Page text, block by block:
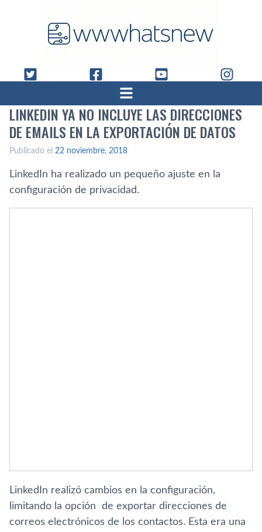
LINKEDIN YA NO INCLUYE LAS DIRECCIONES
DE EMAILS EN LA EXPORTACIÓN DE DATOS
Publicado el 22 noviembre, 2018
LinkedIn ha realizado un pequeño ajuste en la
configuración de privacidad.
LinkedIn realizó cambios en la configuración,
limitando la opción de exportar direcciones de
correos electrónicos de los contactos. Esta era una